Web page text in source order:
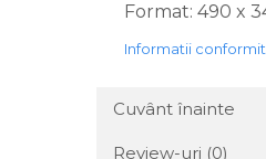
Format: 490 x
Informatii
Cuvânt înainte
Review-uri (0)